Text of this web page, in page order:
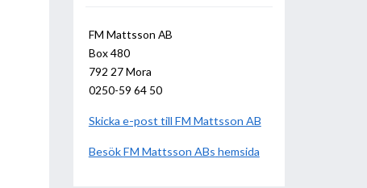
FM Mattsson AB
Box 480
792 27 Mora
0250-59 64 50
Skicka e-post till FM Mattsson AB
BesökFM Mattsson AB hemsida